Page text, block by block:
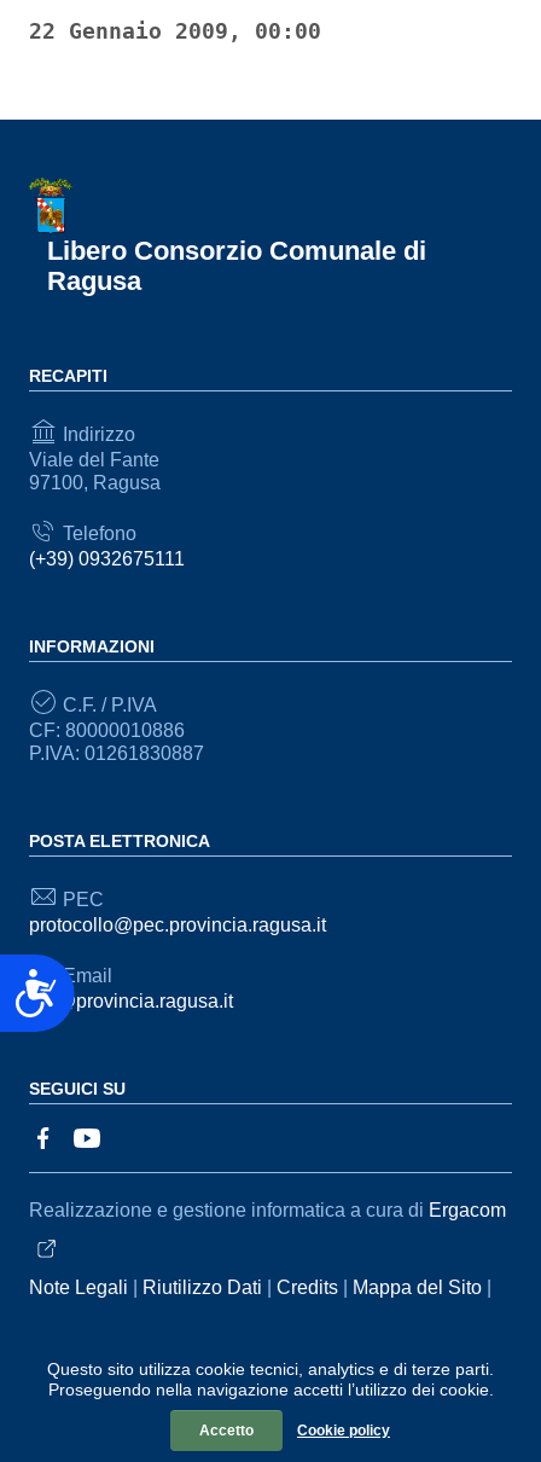
Accessibilità
Questo sito utilizza cookie tecnici, analytics e di terze parti.
Proseguendo nella navigazione accetti l’utilizzo dei cookie.
Accetto Cookie policy
22 Gennaio 2009, 00:00
Libero Consorzio Comunale di
Ragusa
RECAPITI
Indirizzo
Viale del Fante
97100, Ragusa
Telefono
(+39) 0932675111
INFORMAZIONI
C.F. / P.IVA
CF: 80000010886
P.IVA: 01261830887
POSTA ELETTRONICA
PEC
protocollo@pec.provincia.ragusa.it
Email
urp@provincia.ragusa.it
SEGUICI SU
Sezione Link Utili
Realizzazione e gestione informatica a cura di Ergacom
Note Legali Riutilizzo Dati Credits
Mappa del Sito
Segnalazioni
Statistiche accessi
Dichiarazione di
Accessibilità